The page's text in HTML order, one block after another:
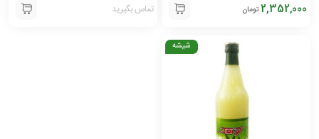
2,352,000 تومان تماس بگیرید
شیشه